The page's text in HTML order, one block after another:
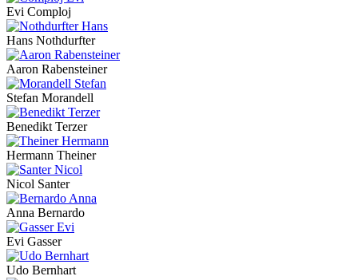
Evi Comploj
Hans Nothdurfter
Aaron Rabensteiner
Stefan Morandell
Benedikt Terzer
Hermann Theiner
Nicol Santer
Anna Bernardo
Evi Gasser
Udo Bernhart